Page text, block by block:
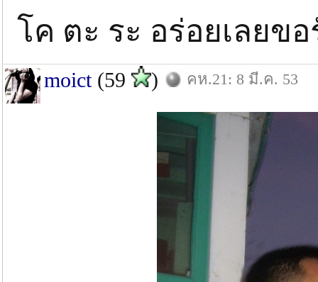
โค ตะ ระ อร่อยเลยข
moict(59 ) คห.21: 8 มี.ค. 53